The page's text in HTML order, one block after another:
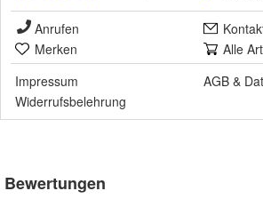
Anrufen
Merken
Alle
Impressum
AGB &
Widerrufsbelehrung
Bewertungen